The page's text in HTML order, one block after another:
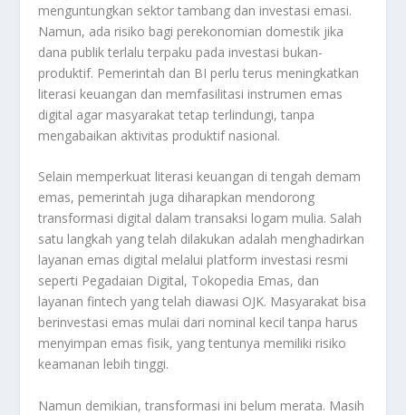
menguntungkan sektor tambang dan investasi emasi.
Namun, ada risiko bagi perekonomian domestik jika
dana publik terlalu terpaku pada investasi bukan-
produktif. Pemerintah dan BI perlu terus meningkatkan
literasi keuangan dan memfasilitasi instrumen emas
digital agar masyarakat tetap terlindungi, tanpa
mengabaikan aktivitas produktif nasional.
Selain memperkuat literasi keuangan di tengah demam
emas, pemerintah juga diharapkan mendorong
transformasi digital dalam transaksi logam mulia. Salah
satu langkah yang telah dilakukan adalah menghadirkan
layanan emas digital melalui platform investasi resmi
seperti Pegadaian Digital, Tokopedia Emas, dan
layanan fintech yang telah diawasi OJK. Masyarakat bisa
berinvestasi emas mulai dari nominal kecil tanpa harus
menyimpan emas fisik, yang tentunya memiliki risiko
keamanan lebih tinggi.
Namun demikian, transformasi ini belum merata. Masih